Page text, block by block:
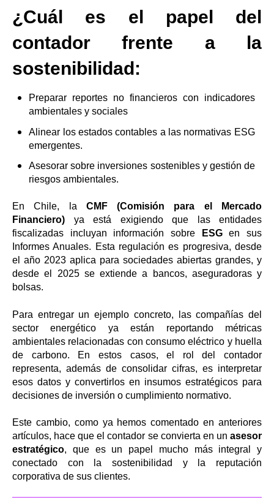
¿Cuál es el papel del
contador frente a la
sostenibilidad:
Preparar reportes no financieros con indicadores
ambientales y sociales
Alinear los estados contables a las normativas ESG
emergentes.
Asesorar sobre inversiones sostenibles y gestión de
riesgos ambientales.
En Chile, la CMF (Comisión para el Mercado
Financiero) ya está exigiendo que las entidades
fiscalizadas incluyan información sobre
ESGen sus
Informes Anuales. Esta regulación es progresiva, desde
el año 2023 aplica para sociedades abiertas grandes, y
desde el 2025 se extiende a bancos, aseguradoras y
bolsas.
Para entregar un ejemplo concreto, las compañías del
sector energético ya están reportando métricas
ambientales relacionadas con consumo eléctrico y huella
de carbono. En estos casos, el rol del contador
representa, además de consolidar cifras, es interpretar
esos datos y convertirlos en insumos estratégicos para
decisiones de inversión o cumplimiento normativo.
Este cambio, como ya hemos comentado en anteriores
artículos, hace que el contador se convierta en un asesor
estratégico, que es un papel mucho más integral y
conectado con la sostenibilidad y la reputación
corporativa de sus clientes.